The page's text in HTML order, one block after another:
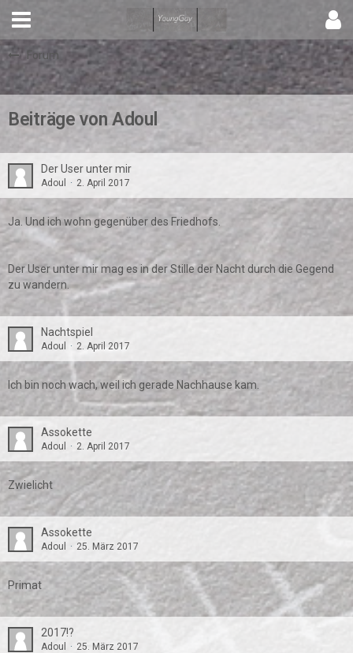
Forum
Beiträge von Adoul
Der User unter mir
Adoul 2. April 2017
Ja. Und ich wohn gegenüber des Friedhofs.
Der User unter mir mag es in der Stille der Nacht durch die Gegend
zu wandern.
Nachtspiel
Adoul 2. April 2017
Ich bin noch wach, weil ich gerade Nachhause kam.
Assokette
Adoul 2. April 2017
Zwielicht
Assokette
Adoul 25. März 2017
Primat
2017!?
Adoul 25. März 2017